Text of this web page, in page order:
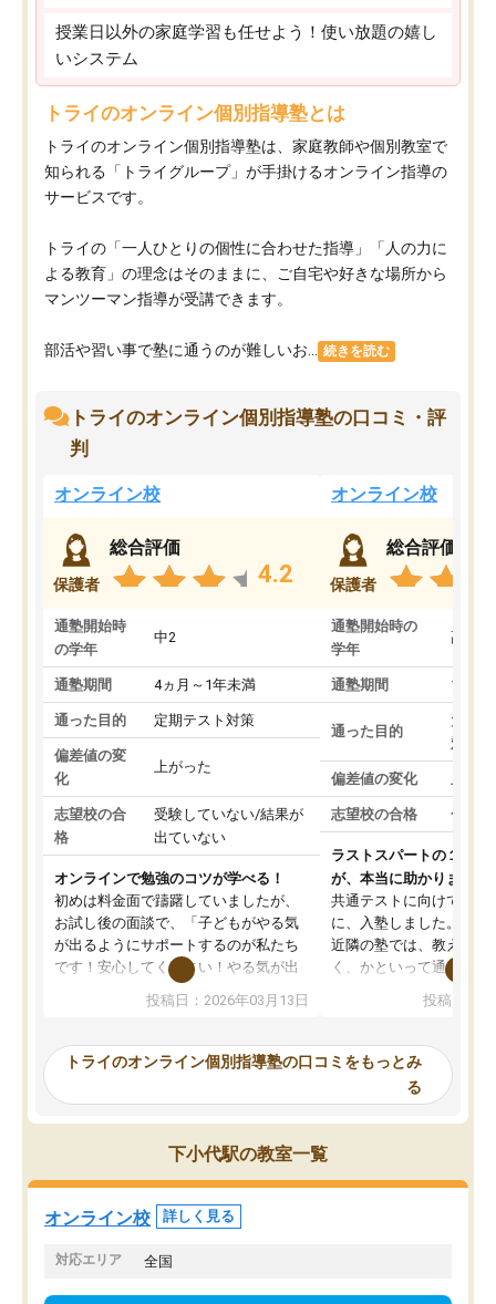
授業日以外の家庭学習も任せよう！使い放題の嬉し
いシステム
トライのオンライン個別指導塾とは
トライのオンライン個別指導塾は、家庭教師や個別教室で
知られる「トライグループ」が手掛けるオンライン指導の
サービスです。
トライの「一人ひとりの個性に合わせた指導」「人の力に
よる教育」の理念はそのままに、ご自宅や好きな場所から
マンツーマン指導が受講できます。
部活や習い事で塾に通うのが難しいお... 続きを読む
トライのオンライン個別指導塾の口コミ・評
判
オンライン校
保護者
総合評価
4.2
通塾開始時
の学年
中2
通塾期間 4ヵ月～1年未満
通った目的 定期テスト対策
偏差値の変
化
上がった
志望校の合
格
受験していない/結果が
出ていない
オンラインで勉強のコツが学べる！
初めは料金面で躊躇していましたが、
お試し後の面談で、「子どもがやる気
が出るようにサポートするのが私たち
です！安心してください！やる気が出
ないのは私たち講師の責任です」と言
ってくださり、確かに！と考えて、思
ったんですが、学生の先生から学ぶこ
み、徐々に成績が上がったらいいなと
思っていました。何が今足りないのか
を的確に指導いただき、子どももびっ
くりするほど楽しんでやる気を持って
塾を受けています。狙い通り、少しず
つ成績も上がり、苦手意識も無くなっ
てきたので、さらに苦手な数学も追加
でお願いしました。来年の高校受験に
投稿日：2026年03月13日
オンライン校
保護者
総合評価
通塾開始時の
学年
高3
通塾期間 1～3
通った目的
大学
対策
偏差値の変化
志望校の合格 合格
ラストスパートの１か月
が、本当に助かりました
共通テストに向けての追
に、入塾しました。田舎
近隣の塾では、教えても
く、かといって通うには
可能なので本当に助か
らないところをピンポイ
頂いて、とてもわかり
していました。一生を
スト、多少お金がかかっ
投稿日：
トライのオンライン個別指導塾の口コミをもっとみ
る
下小代駅の教室一覧
オンライン校 詳しく見る
対応エリア 全国